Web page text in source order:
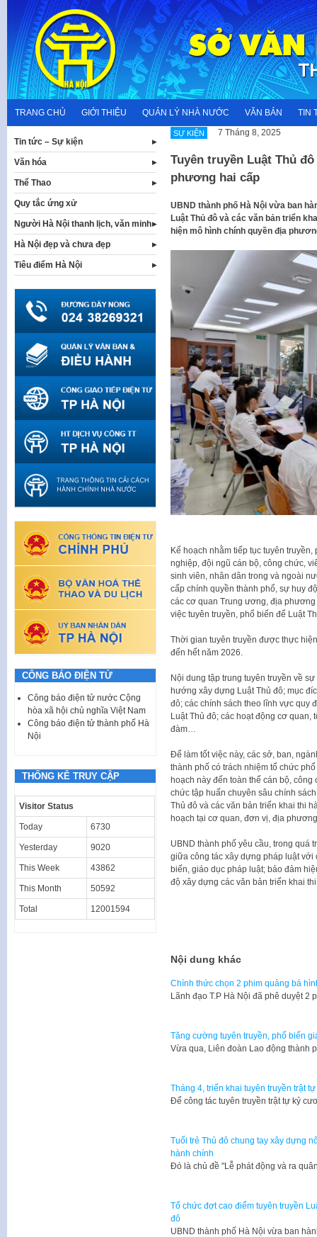
content
TRANG CHỦ GIỚI THIỆU QUẢN LÝ NHÀ NƯỚC VĂN BẢN TIN
SỰ KIỆN 7 Tháng 8, 2025
Tuyên truyền Luật Thủ
phương hai cấp
UBND thành phố Hà Nội vừa ban
Luật Thủ đô và các văn bản triển
hiện mô hình chính quyền địa
Kế hoạch nhằm tiếp tục tuyên
nghiệp, đội ngũ cán bộ, công chức,
sinh viên, nhân dân trong và ngoài
cấp chính quyền thành phố, sự huy
các cơ quan Trung ương, địa
việc tuyên truyền, phổ biến để Luật
Thời gian tuyên truyền được thực
đến hết năm 2026.
Nội dung tập trung tuyên truyền về
hướng xây dựng Luật Thủ đô; mục
đô; các chính sách theo lĩnh vực quy
Luật Thủ đô; các hoạt động cơ quan,
đàm…
Để làm tốt việc này, các sở, ban,
thành phố có trách nhiệm tổ chức
hoạch này đến toàn thể cán bộ,
chức tập huấn chuyên sâu chính
Thủ đô và các văn bản triển khai thi
hoạch tại cơ quan, đơn vị, địa
UBND thành phố yêu cầu, trong quá
giữa công tác xây dựng pháp luật với
biến, giáo dục pháp luật; bảo đảm
độ xây dựng các văn bản triển khai
Nội dung khác
Chính thức chọn 2 phim quảng bá
Lãnh đạo T.P Hà Nội đã phê duyệt
Tăng cường tuyên truyền, phổ biến
Vừa qua, Liên đoàn Lao động thành
Tháng 4, triển khai tuyên truyền trật
​Để công tác tuyên truyền trật tự kỷ
Tuổi trẻ Thủ đô chung tay xây dựng
hành chính
Đó là chủ đề "Lễ phát động và ra
Tổ chức đợt cao điểm tuyên truyền
đô
UBND thành phố Hà Nội vừa ban
Tin tức – Sự kiện
Văn hóa
Thể Thao
Quy tắc ứng xử
Người Hà Nội thanh lịch, văn minh
Hà Nội đẹp và chưa đẹp
Tiêu điểm Hà Nội
CÔNG BÁO ĐIỆN TỬ
Công báo điện tử nước Cộng
hòa xã hội chủ nghĩa Việt Nam
Công báo điện tử thành phố Hà
Nội
THỐNG KÊ TRUY CẬP
Visitor Status
Today 6730
Yesterday 9020
This Week 43862
This Month 50592
Total 12001594